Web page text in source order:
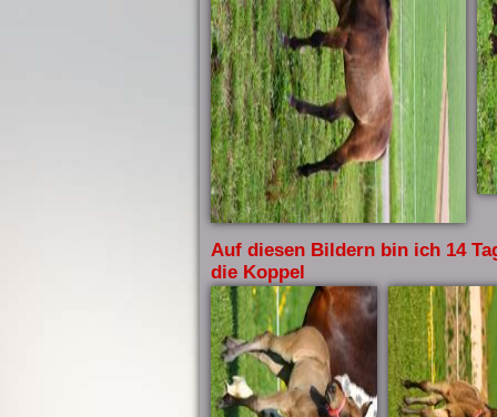
Auf diesen Bildern bin ich 14
die Koppel